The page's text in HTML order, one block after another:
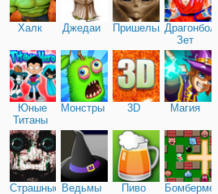
Халк Джедаи ПришельцыДрагонболл
Зет
Юные
Титаны
Монстры 3D Магия
Страшные Ведьмы Пиво Бомбермен